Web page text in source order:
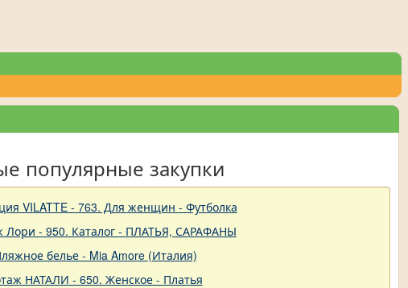
популярные закупки
VILATTE - 763. Для женщин - Футболка
Лори - 950. Каталог - ПЛАТЬЯ, САРАФАНЫ
белье - Mia Amore (Италия)
НАТАЛИ - 650. Женское - Платья